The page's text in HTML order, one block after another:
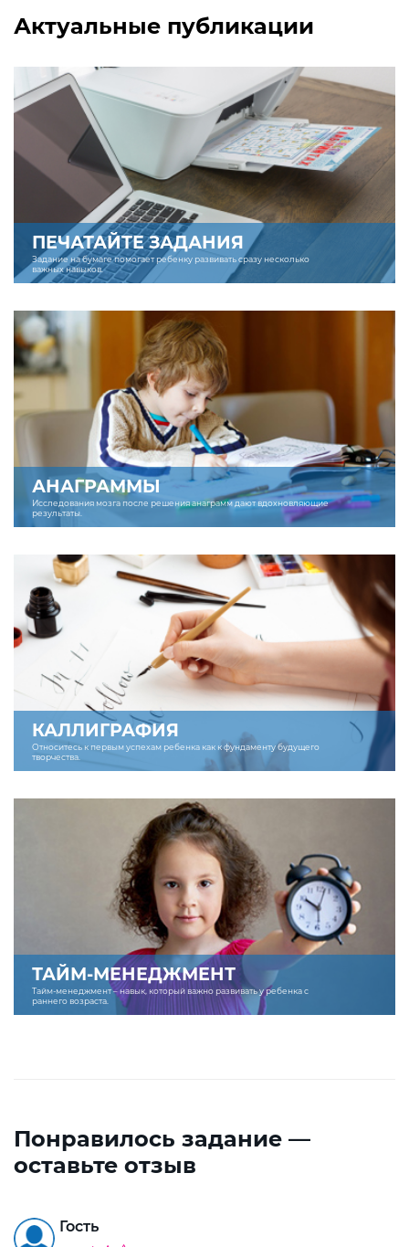
Актуальные публикации
ПЕЧАТАЙТЕ ЗАДАНИЯ
Задание на бумаге помогает ребенку развивать сразу несколько
важных навыков.
АНАГРАММЫ
Исследования мозга после решения анаграмм дают вдохновляющие
результаты.
КАЛЛИГРАФИЯ
Относитесь к первым успехам ребенка как к фундаменту будущего
творчества.
ТАЙМ-МЕНЕДЖМЕНТ
Тайм-менеджмент – навык, который важно развивать у ребенка с
раннего возраста.
Понравилось задание —
оставьте отзыв
Гость